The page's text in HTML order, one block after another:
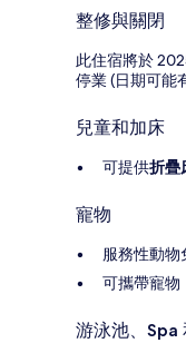
整修與關閉
此住宿將於
停業 (日期可能
兒童和加床
可提供折疊
寵物
服務性動物
可攜帶寵物
游泳池、Spa